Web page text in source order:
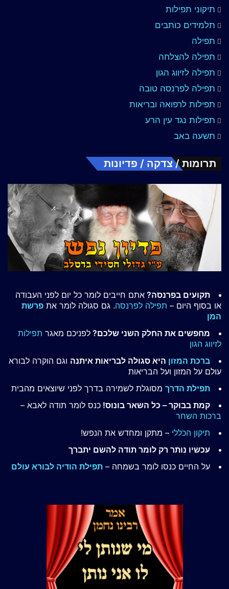
תיקוני תפילות
תלמידים כותבים
תפילה
תפילה להצלחה
תפילה לזיווג הגון
תפילה לפרנסה טובה
תפילות לרפואה ובריאות
תפילות נגד עין הרע
תשעה באב
תרומות / צדקה / פדיונות
תקועים בפרנסה? אתם חייבים לומר כל יום לפני העבודה
או בסוף היום – תפילה לפרנסה. גם סגולה לומר את פרשת
המן
מחפשים את החלק השני שלכם? לפניכם מאגר תפילות
לזיווג הגון
ברכת המזון היא סגולה לבריאות איתנה וגם הוקרה לבורא
עולם על המזון ועל הבריאות
תפילת הדרך מסוגלת לשמירה בדרך לפני שיוצאים מהבית
קמת בבוקר – כל השאר בונוס! כנס לומר תודה לאבא –
ברכות השחר
תיקון הכללי – מתקן ומחדש את הנפש!
עכשיו נותר רק לומר תודה להשם יתברך
על החיים כנסו לומר בשמחה – תפילת הודיה לבורא עולם